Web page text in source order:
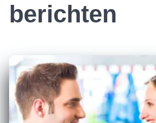
berichten